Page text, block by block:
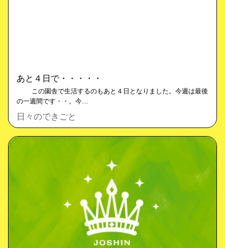
あと４日で・・・・・
この園舎で生活するのもあと４日となりました。今週は最後
の一週間です・・。今…
日々のできごと